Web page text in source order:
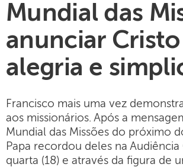
Mundial das
anunciar
alegria e
Francisco mais uma vez
aos missionários. Após a
Mundial das Missões do próximo
Papa recordou deles na Audiência
quarta (18) e através da figura de